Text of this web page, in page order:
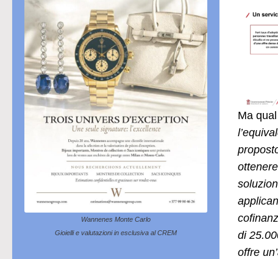
Ma
di
offre
Wannenes Monte Carlo
Gioielli e valutazioni in esclusiva al CREM